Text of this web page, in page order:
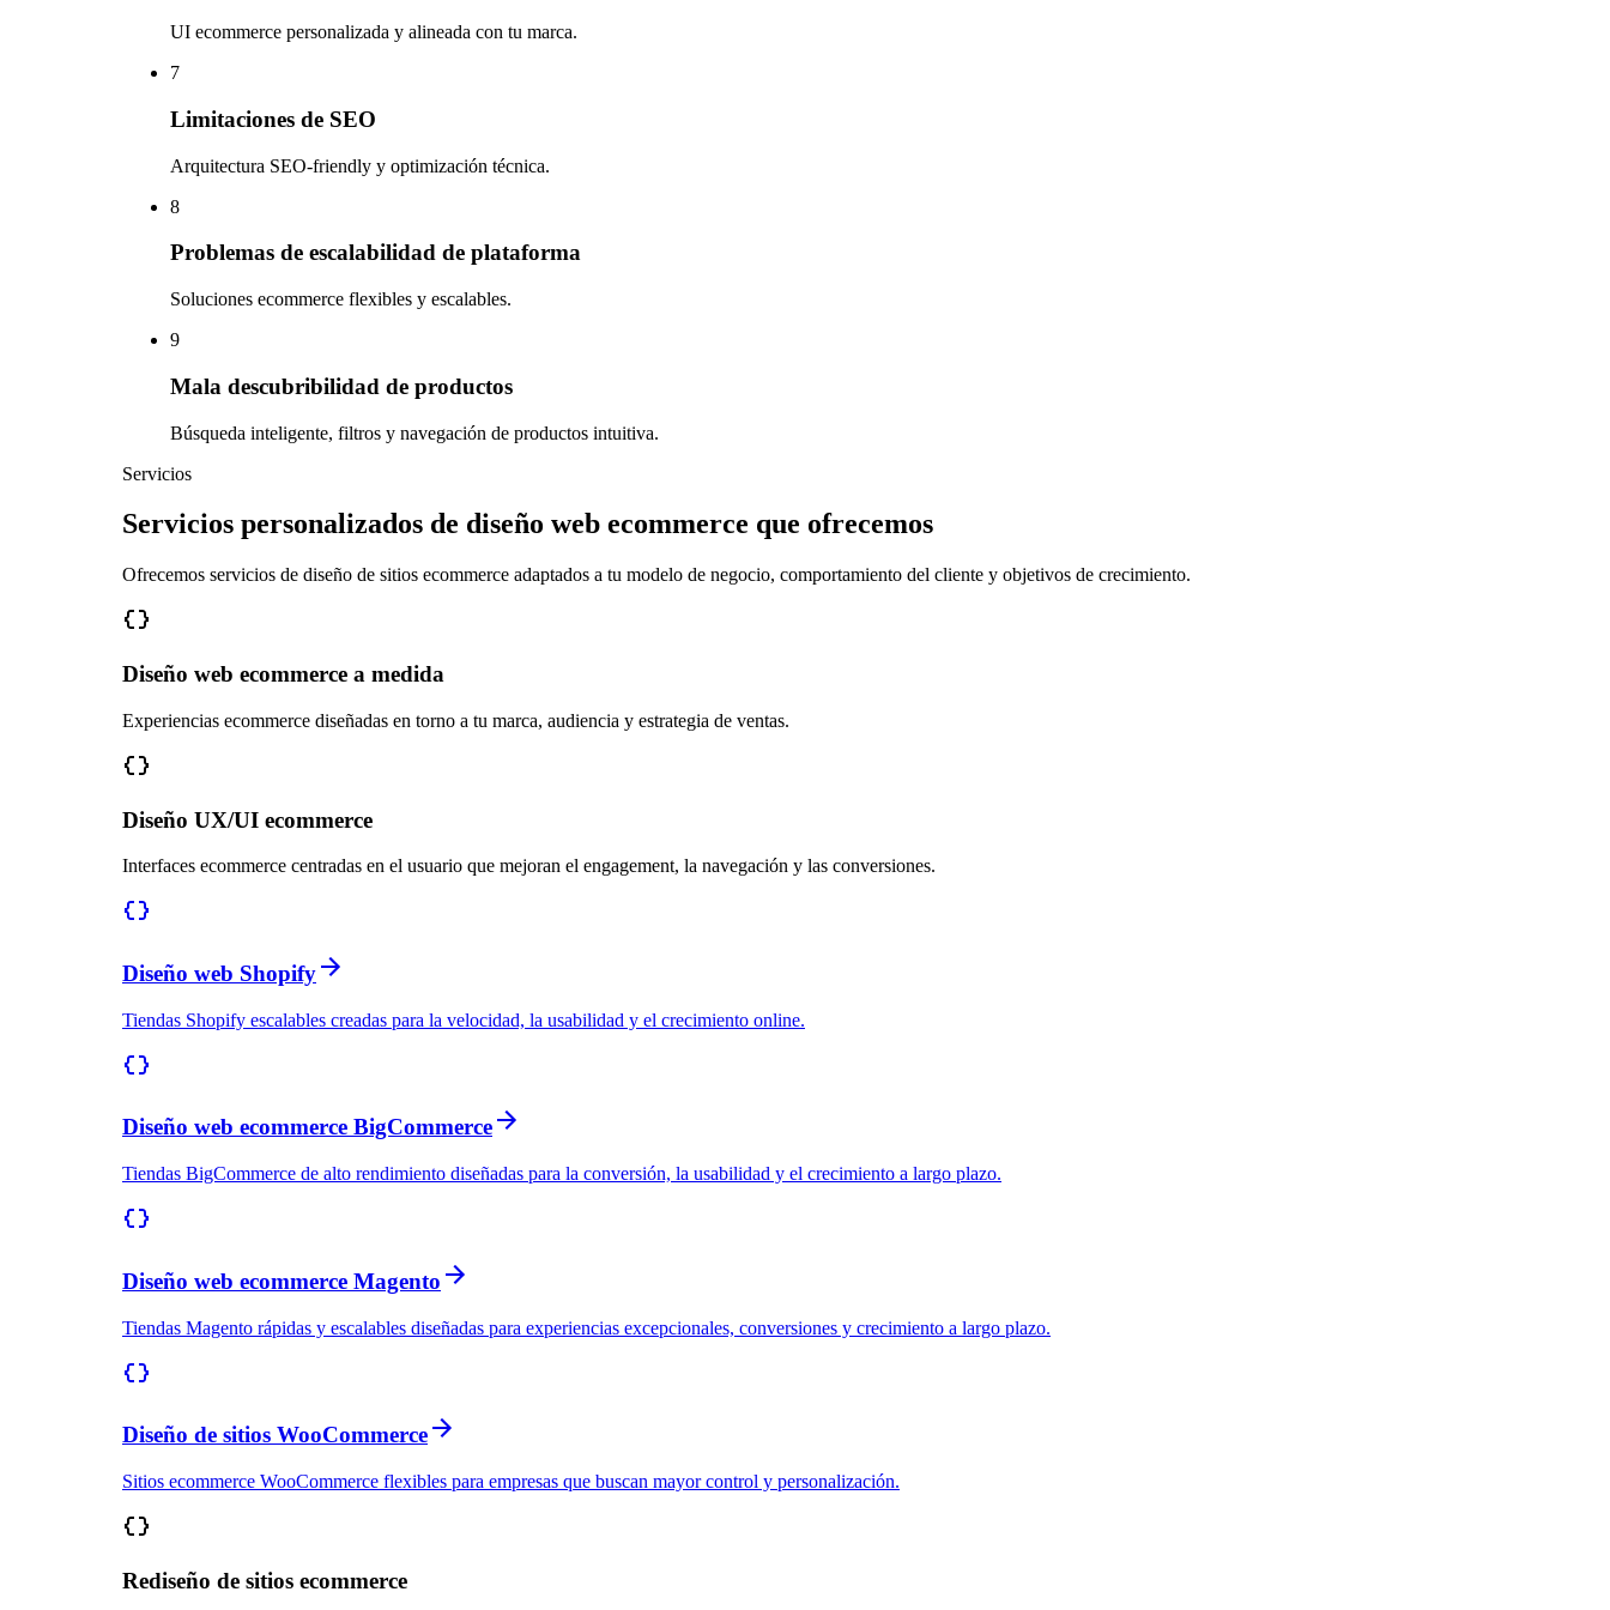
UI ecommerce personalizada y alineada con tu marca.
7
Limitaciones de SEO
Arquitectura SEO-friendly y optimización técnica.
8
Problemas de escalabilidad de plataforma
Soluciones ecommerce flexibles y escalables.
9
Mala descubribilidad de productos
Búsqueda inteligente, filtros y navegación de productos intuitiva.
Servicios
Servicios personalizados de diseño web ecommerce que ofrecemos
Ofrecemos servicios de diseño de sitios ecommerce adaptados a tu modelo de negocio, comportamiento del cliente y objetivos de crecimiento.
Diseño web ecommerce a medida
Experiencias ecommerce diseñadas en torno a tu marca, audiencia y estrategia de ventas.
Diseño UX/UI ecommerce
Interfaces ecommerce centradas en el usuario que mejoran el engagement, la navegación y las conversiones.
Diseño web Shopify
Tiendas Shopify escalables creadas para la velocidad, la usabilidad y el crecimiento online.
Diseño web ecommerce BigCommerce
Tiendas BigCommerce de alto rendimiento diseñadas para la conversión, la usabilidad y el crecimiento a largo plazo.
Diseño web ecommerce Magento
Tiendas Magento rápidas y escalables diseñadas para experiencias excepcionales, conversiones y crecimiento a largo plazo.
Diseño de sitios WooCommerce
Sitios ecommerce WooCommerce flexibles para empresas que buscan mayor control y personalización.
Rediseño de sitios ecommerce